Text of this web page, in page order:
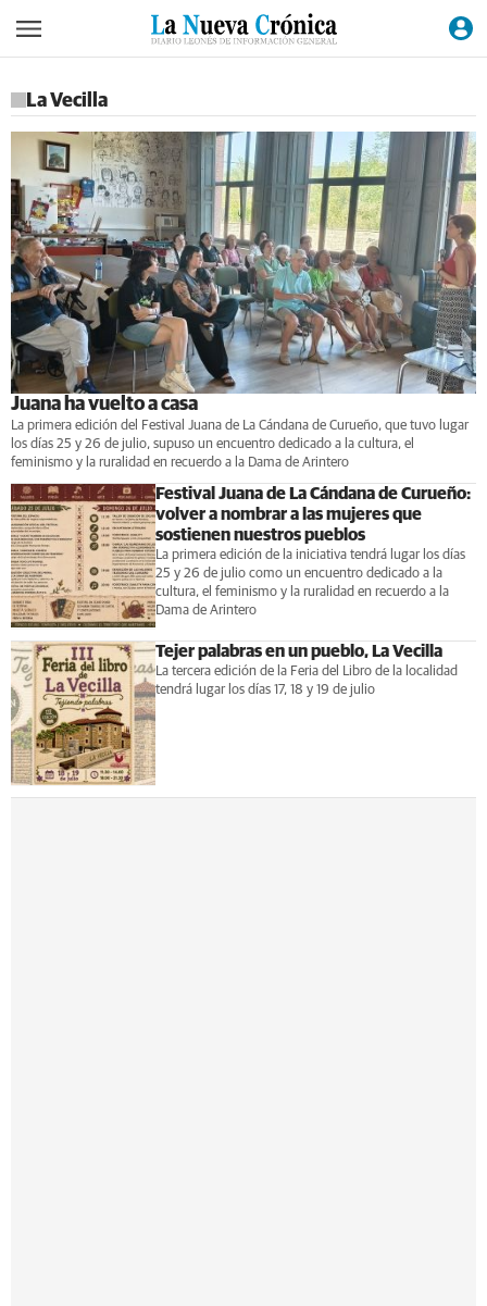
La Vecilla
Juana ha vuelto a casa
La primera edición del Festival Juana de La Cándana de Curueño, que tuvo lugar
los días 25 y 26 de julio, supuso un encuentro dedicado a la cultura, el
feminismo y la ruralidad en recuerdo a la Dama de Arintero
Festival Juana de La Cándana de Curueño:
volver a nombrar a las mujeres que
sostienen nuestros pueblos
La primera edición de la iniciativa tendrá lugar los días
25 y 26 de julio como un encuentro dedicado a la
cultura, el feminismo y la ruralidad en recuerdo a la
Dama de Arintero
Tejer palabras en un pueblo, La Vecilla
La tercera edición de la Feria del Libro de la localidad
tendrá lugar los días 17, 18 y 19 de julio